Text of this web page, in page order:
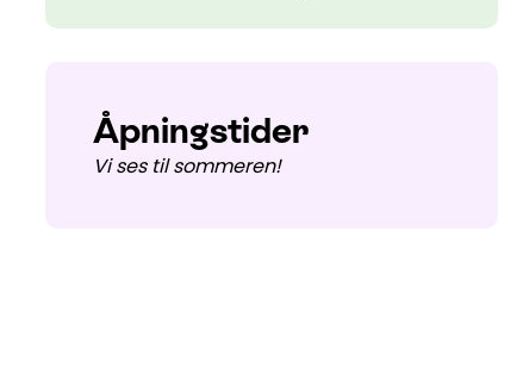
Åpningstider
Vi ses til sommeren!